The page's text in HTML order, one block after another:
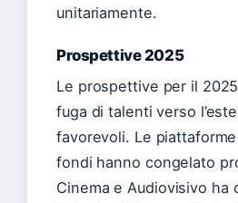
unitariamente.
Prospettive 2025
Le prospettive per il
fuga di talenti verso
favorevoli. Le
fondi hanno congelato
Cinema e Audiovisivo